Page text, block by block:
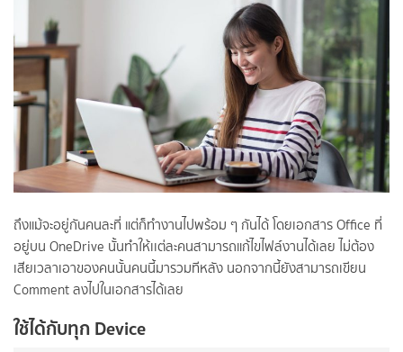
ถึงแม้จะอยู่กันคนละที่ แต่ก็ทำงานไปพร้อม ๆ กันได้ โดยเอกสาร Office ที่
อยู่บน OneDrive นั้นทำให้เเต่ละคนสามารถแก้ไขไฟล์งานได้เลย ไม่ต้อง
เสียเวลาเอาของคนนั้นคนนี้มารวมทีหลัง นอกจากนี้ยังสามารถเขียน
Comment ลงไปในเอกสารได้เลย
ใช้ได้กับทุก Device